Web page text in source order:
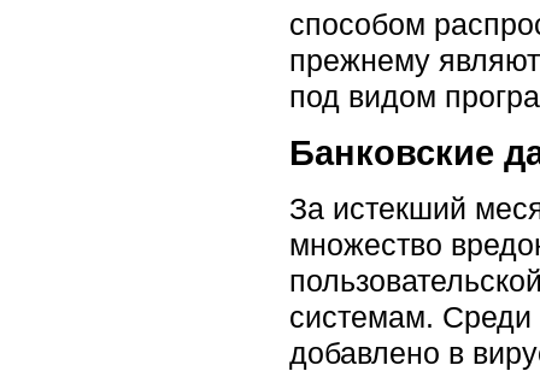
способом
прежнему
под видом
Банковские
За истекший
множество
системам. Среди
добавлено в